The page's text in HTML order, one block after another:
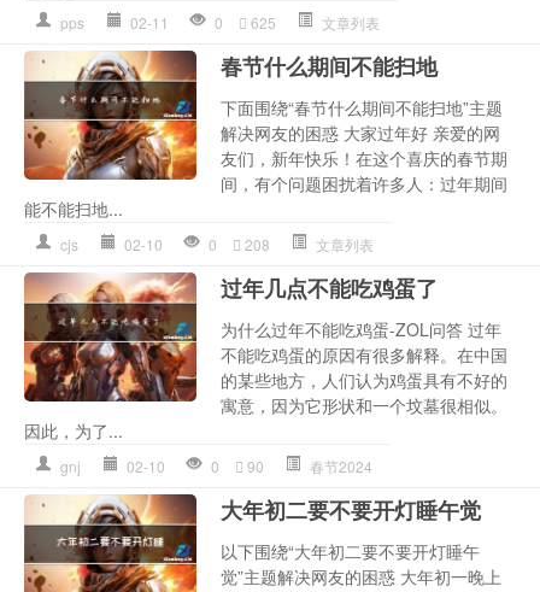
pps 02-11 0 625 文章列表
春节什么期间不能扫地
下面围绕“春节什么期间不能扫地”主题
解决网友的困惑 大家过年好 亲爱的网
友们，新年快乐！在这个喜庆的春节期
间，有个问题困扰着许多人：过年期间
能不能扫地...
cjs 02-10 0 208 文章列表
过年几点不能吃鸡蛋了
为什么过年不能吃鸡蛋-ZOL问答 过年
不能吃鸡蛋的原因有很多解释。在中国
的某些地方，人们认为鸡蛋具有不好的
寓意，因为它形状和一个坟墓很相似。
因此，为了...
gnj 02-10 0 90 春节2024
大年初二要不要开灯睡午觉
以下围绕“大年初二要不要开灯睡午
觉”主题解决网友的困惑 大年初一晚上